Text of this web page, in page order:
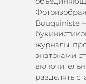
Bouquiniste
журналы,
знатоками
разделять